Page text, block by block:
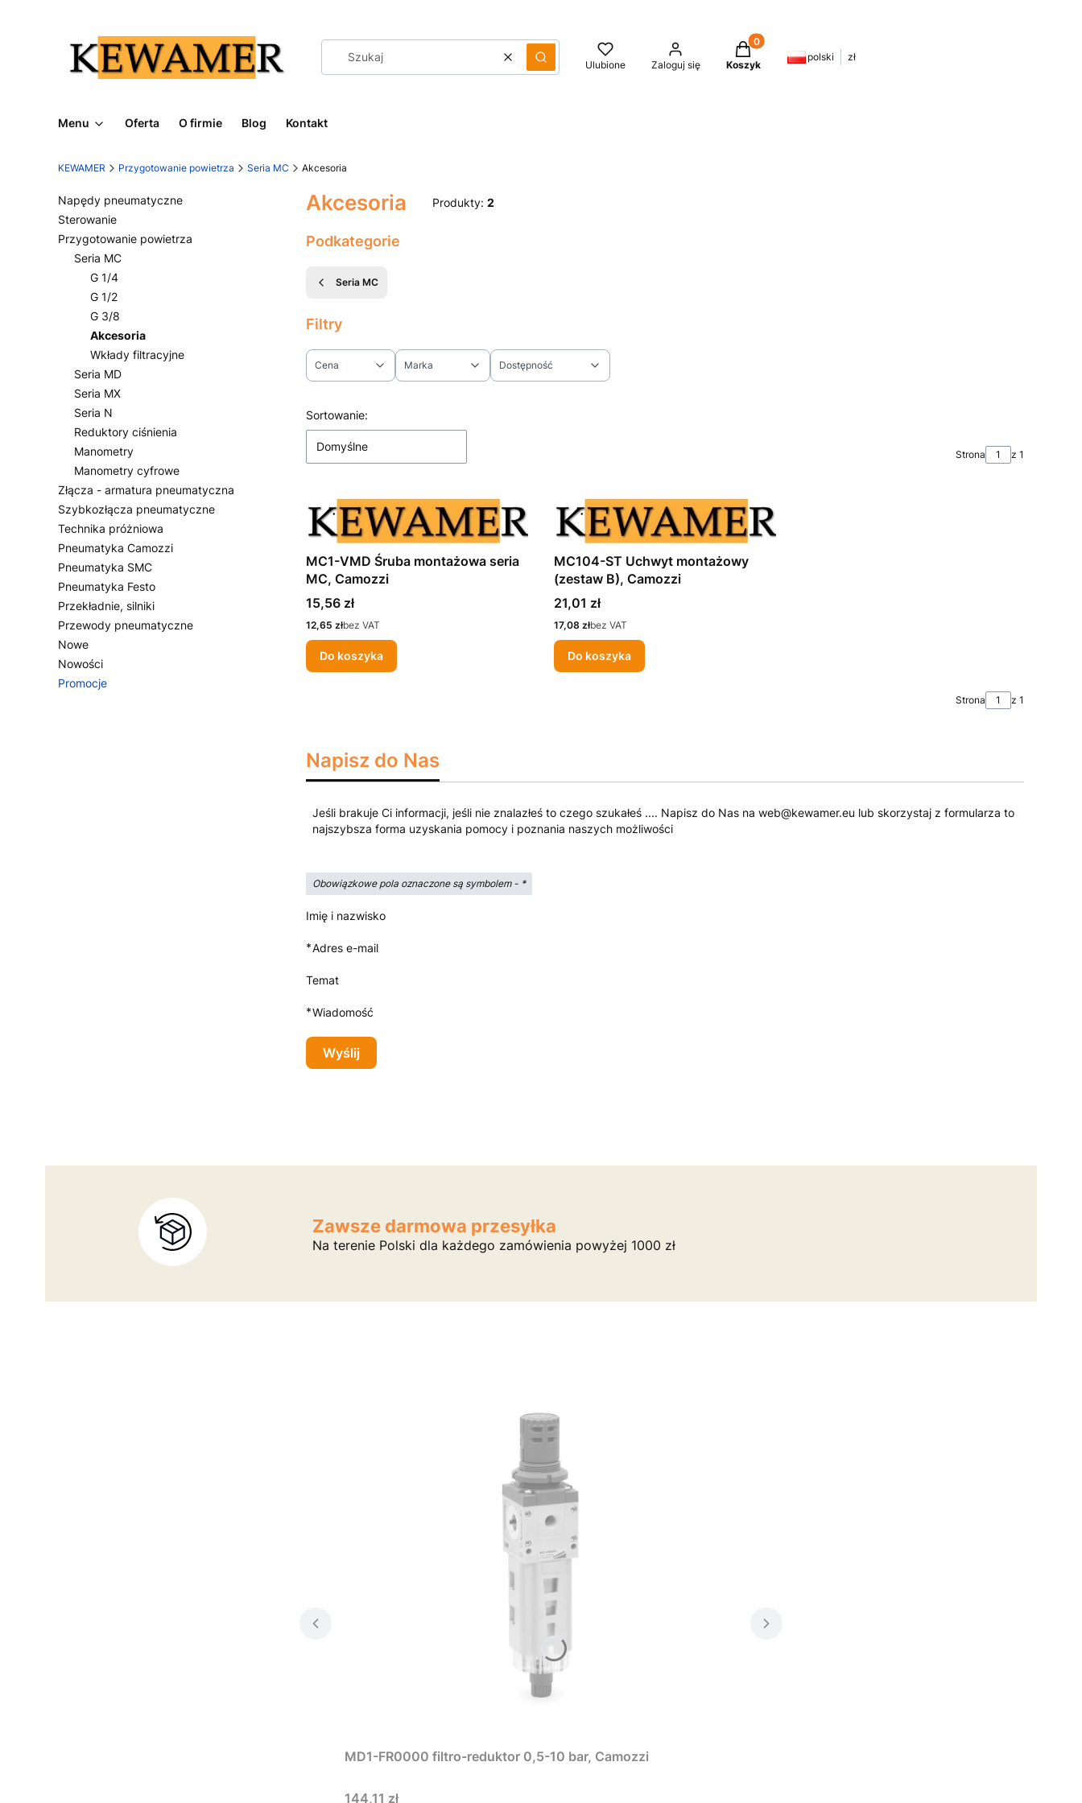
WyczyśćSzukaj Ulubione Zaloguj się
Produkty w koszyku: 0. Zobacz szczegóły
Koszyk
polski zł
Menu Oferta O firmie Blog Kontakt
KEWAMER Przygotowanie powietrza Seria MC Akcesoria
Napędy pneumatyczne
Sterowanie
Przygotowanie powietrza
Seria MC
G 1/4
G 1/2
G 3/8
Akcesoria
Wkłady filtracyjne
Seria MD
Seria MX
Seria N
Reduktory ciśnienia
Manometry
Manometry cyfrowe
Złącza - armatura pneumatyczna
Szybkozłącza pneumatyczne
Technika próżniowa
Pneumatyka Camozzi
Pneumatyka SMC
Pneumatyka Festo
Przekładnie, silniki
Przewody pneumatyczne
Nowe
Nowości
Promocje
Akcesoria Produkty: 2
Podkategorie
Seria MC
Filtry
Cena Marka Dostępność
Lista produktów
Sortowanie:
Domyślne
Strona z 1
MC1-VMD Śruba montażowa seria
MC, Camozzi
Cena
15,56 zł
Cena
12,65 złbez VAT
Do koszyka
MC104-ST Uchwyt montażowy
(zestaw B), Camozzi
Cena
21,01 zł
Cena
17,08 złbez VAT
Do koszyka
Strona z 1
Napisz do Nas
Jeśli brakuje Ci informacji, jeśli nie znalazłeś to czego szukałeś .... Napisz do Nas na web@kewamer.eu lub skorzystaj z formularza to
najszybsza forma uzyskania pomocy i poznania naszych możliwości
Obowiązkowe pola oznaczone są symbolem - *
Imię i nazwisko
*Adres e-mail
Temat
*Wiadomość
Wyślij
Zawsze darmowa przesyłka
Na terenie Polski dla każdego zamówienia powyżej 1000 zł
MD1-FR0000 filtro-reduktor 0,5-10 bar, Camozzi
Cena
144,11 zł